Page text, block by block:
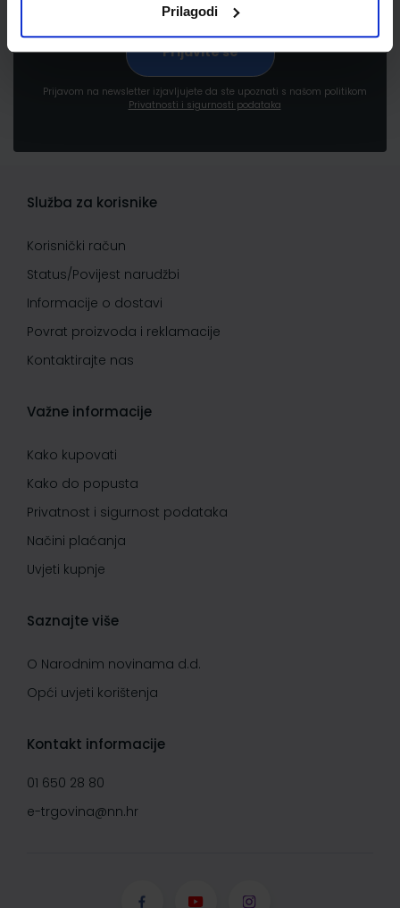
Prilagodi
Prijavom na newsletter izjavljujete da ste upoznati s našom politikom
Privatnosti i sigurnosti podataka
Služba za korisnike
Korisnički račun
Status/Povijest narudžbi
Informacije o dostavi
Povrat proizvoda i reklamacije
Kontaktirajte nas
Važne informacije
Kako kupovati
Kako do popusta
Privatnost i sigurnost podataka
Načini plaćanja
Uvjeti kupnje
Saznajte više
O Narodnim novinama d.d.
Opći uvjeti korištenja
Kontakt informacije
01 650 28 80
e-trgovina@nn.hr